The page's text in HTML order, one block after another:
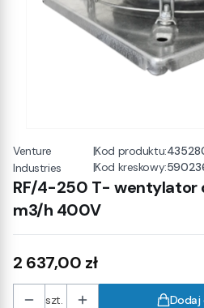
Venture
Industries
|Kod produktu:
|Kod kreskowy:
RF/4-250 T- wentylator
m3/h 400V
Cena
2 637,00 zł
szt. Dodaj